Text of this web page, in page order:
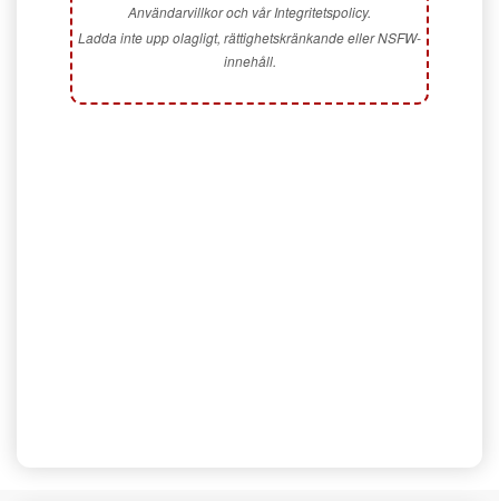
Användarvillkor och vår Integritetspolicy.
Ladda inte upp olagligt, rättighetskränkande eller NSFW-
innehåll.